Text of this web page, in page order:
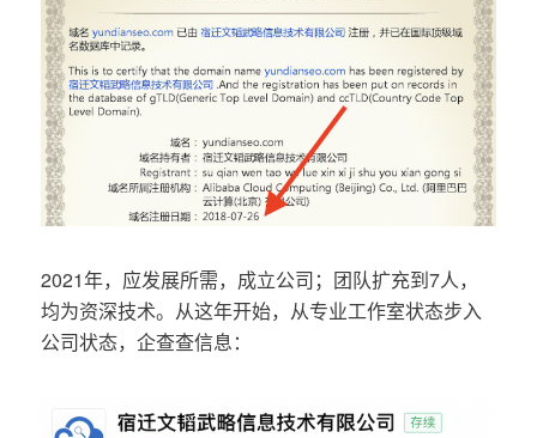
2021年，应发展所需，成立公司；团队扩充到7人，
均为资深技术。从这年开始，从专业工作室状态步入
公司状态，企查查信息：